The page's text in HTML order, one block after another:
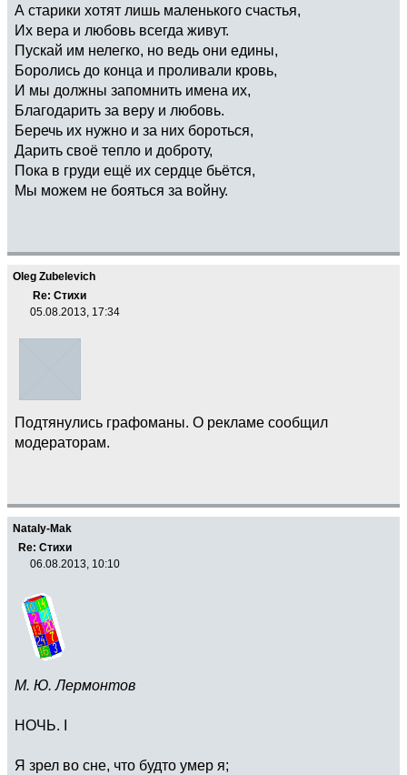
А старики хотят лишь маленького счастья,
Их вера и любовь всегда живут.
Пускай им нелегко, но ведь они едины,
Боролись до конца и проливали кровь,
И мы должны запомнить имена их,
Благодарить за веру и любовь.
Беречь их нужно и за них бороться,
Дарить своё тепло и доброту,
Пока в груди ещё их сердце бьётся,
Мы можем не бояться за войну.
Oleg Zubelevich
Re: Стихи
05.08.2013, 17:34
Подтянулись графоманы. О рекламе сообщил
модераторам.
Nataly-Mak
Re: Стихи
06.08.2013, 10:10
М. Ю. Лермонтов
НОЧЬ. I
Я зрел во сне, что будто умер я;